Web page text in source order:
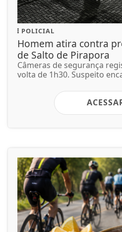
POLICIAL
Homem atira contra
de Salto de Pirapora
Câmeras de segurança
volta de 1h30. Suspeito